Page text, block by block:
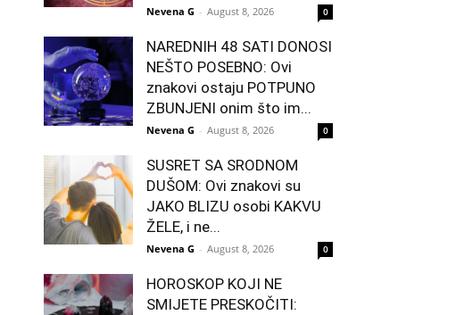
Nevena G - August 8, 2026 0
NAREDNIH 48 SATI DONOSI
NEŠTO POSEBNO: Ovi
znakovi ostaju POTPUNO
ZBUNJENI onim što im...
Nevena G - August 8, 2026 0
SUSRET SA SRODNOM
DUŠOM: Ovi znakovi su
JAKO BLIZU osobi KAKVU
ŽELE, i ne...
Nevena G - August 8, 2026 0
HOROSKOP KOJI NE
SMIJETE PRESKOČITI: